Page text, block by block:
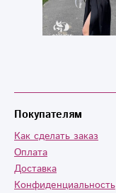
Покупателям
Как сделать заказ
Оплата
Доставка
Конфиденциальность